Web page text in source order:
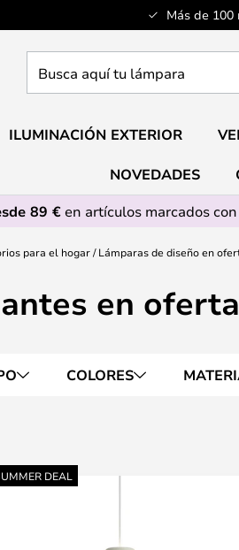
Más de
aquí
lámpara
ILUMINACIÓN EXTERIOR
NOVEDADES
89 €en artículos marcados con
para el hogar Lámparas de diseño en
en oferta
COLORES
DEAL